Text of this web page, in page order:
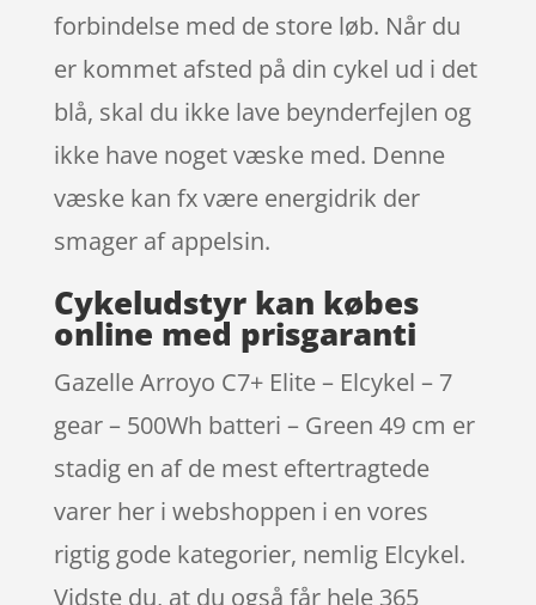
forbindelse med de store løb. Når du
er kommet afsted på din cykel ud i det
blå, skal du ikke lave beynderfejlen og
ikke have noget væske med. Denne
væske kan fx være energidrik der
smager af appelsin.
Cykeludstyr kan købes
online med prisgaranti
Gazelle Arroyo C7+ Elite – Elcykel – 7
gear – 500Wh batteri – Green 49 cm er
stadig en af de mest eftertragtede
varer her i webshoppen i en vores
rigtig gode kategorier, nemlig Elcykel.
Vidste du, at du også får hele 365